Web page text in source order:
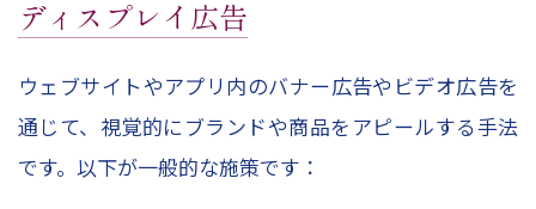
ディスプレイ広告
ウェブサイトやアプリ内のバナー広告やビデオ広告を
通じて、視覚的にブランドや商品をアピールする手法
です。以下が一般的な施策です：